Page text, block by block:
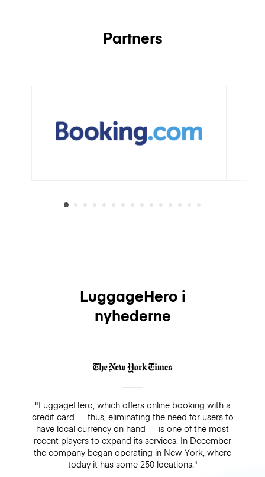
Partners
LuggageHero i
nyhederne
"LuggageHero, which offers online booking with a
credit card — thus, eliminating the need for users to
have local currency on hand — is one of the most
recent players to expand its services. In December
the company began operating in New York, where
today it has some 250 locations."